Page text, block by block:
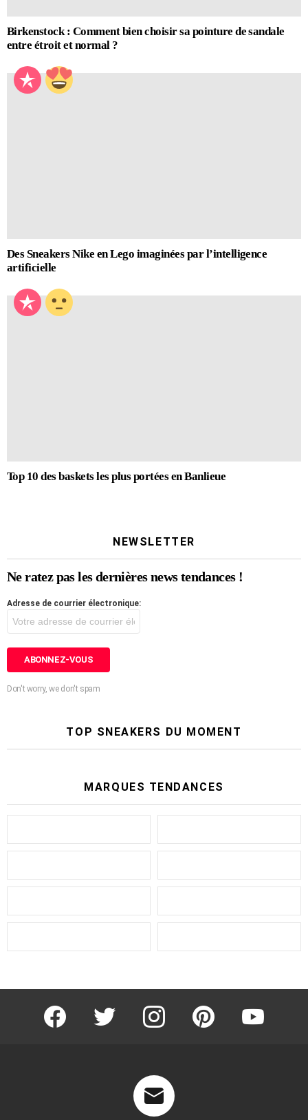
Birkenstock : Comment bien choisir sa pointure de sandale
entre étroit et normal ?
Des Sneakers Nike en Lego imaginées par l’intelligence
artificielle
Top 10 des baskets les plus portées en Banlieue
NEWSLETTER
Ne ratez pas les dernières news tendances !
Adresse de courrier électronique:
Don't worry, we don't spam
TOP SNEAKERS DU MOMENT
MARQUES TENDANCES
facebook twitter instagram pinterest youtube